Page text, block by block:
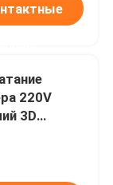
220V
3D
Cocr